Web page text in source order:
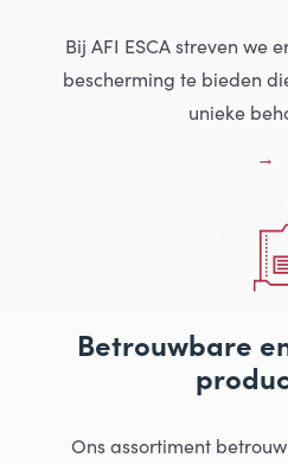
Bij AFI ESCA streven we
bescherming te bieden
unieke
Betrouwbare
Ons assortiment